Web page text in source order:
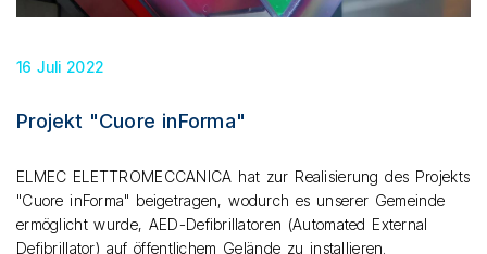
16 Juli 2022
Projekt "Cuore inForma"
ELMEC ELETTROMECCANICA hat zur Realisierung des Projekts
"Cuore inForma" beigetragen, wodurch es unserer Gemeinde
ermöglicht wurde, AED-Defibrillatoren (Automated External
Defibrillator) auf öffentlichem Gelände zu installieren.